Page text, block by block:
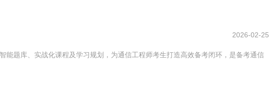
2026-02-25
能题库、实战化课程及学习规划，为通信工程师考生打造高效备考闭环，是备考通信